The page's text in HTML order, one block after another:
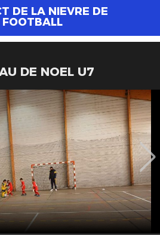
DE LA NIEVRE DE
FOOTBALL
DE NOEL U7